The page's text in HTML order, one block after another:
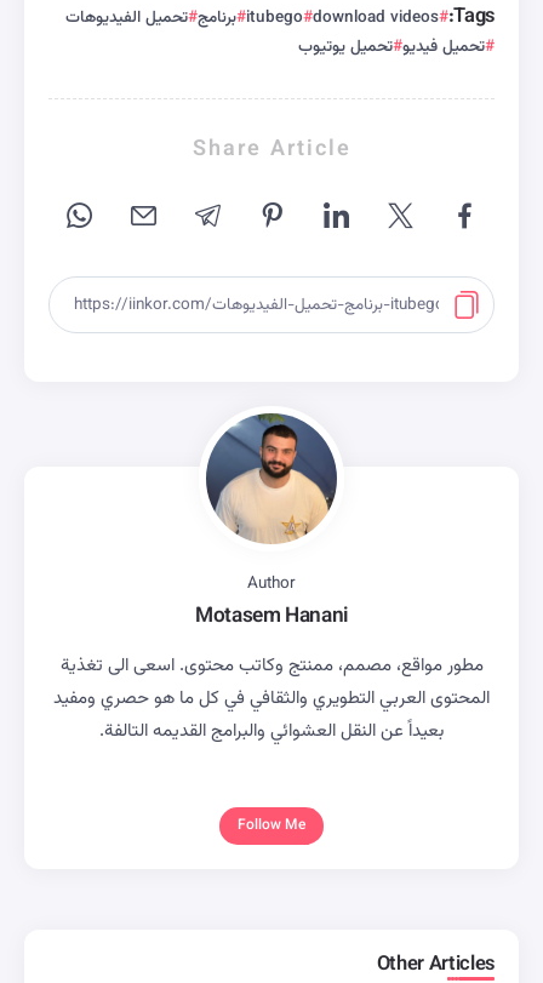
Tags:
download videos
itubego برنامج تحميل الفيديوهات
تحميل فيديو تحميل يوتيوب
Share Article
Author
Motasem Hanani
مطور مواقع، مصمم، ممنتج وكاتب محتوى. اسعى الى تغذية
المحتوى العربي التطويري والثقافي في كل ما هو حصري ومفيد
بعيداً عن النقل العشوائي والبرامج القديمه التالفة.
Follow Me
Other Articles